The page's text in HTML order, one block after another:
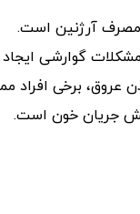
مصرف آرژنین است.
گوارشی ایجاد
عروق، برخی
جریان خون است.